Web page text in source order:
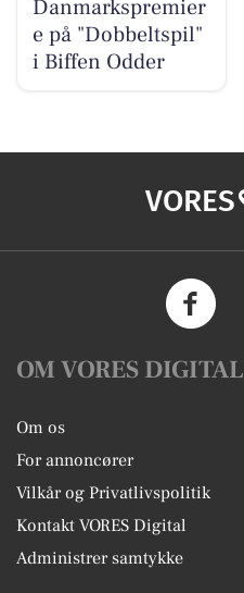
Danmarkspremier
e på "Dobbeltspil"
i Biffen Odder
VORES
OM VORES DIGITAL
Om os
For annoncører
Vilkår og Privatlivspolitik
Kontakt VORES Digital
Administrer samtykke